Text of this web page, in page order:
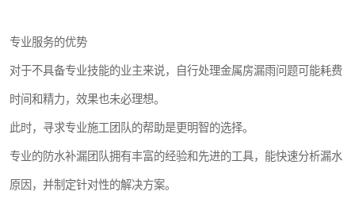
专业服务的优势
对于不具备专业技能的业主来说，自行处理金属房漏雨问题可能耗费
时间和精力，效果也未必理想。
此时，寻求专业施工团队的帮助是更明智的选择。
专业的防水补漏团队拥有丰富的经验和先进的工具，能快速分析漏水
原因，并制定针对性的解决方案。